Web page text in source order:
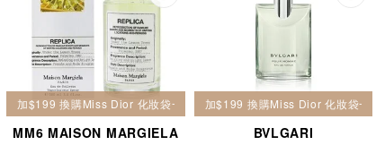
加$199 換購Miss Dior 化妝袋一個
MM6 MAISON MARGIELA
加$199 換購Miss Dior 化妝袋一個
BVLGARI